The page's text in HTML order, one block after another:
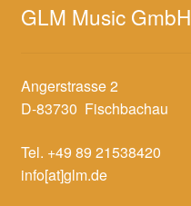
GLM Music GmbH
Angerstrasse 2
D-83730 Fischbachau
Tel. +49 89 21538420
info[at]glm.de